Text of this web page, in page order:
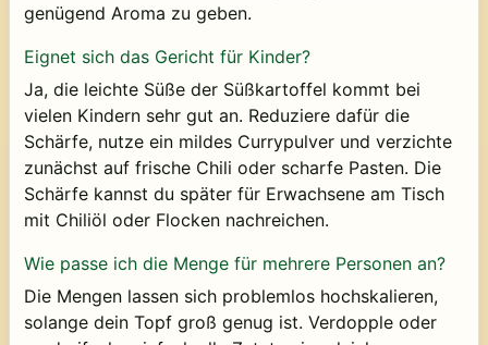
genügend Aroma zu geben.
Eignet sich das Gericht für Kinder?
Ja, die leichte Süße der Süßkartoffel kommt bei
vielen Kindern sehr gut an. Reduziere dafür die
Schärfe, nutze ein mildes Currypulver und verzichte
zunächst auf frische Chili oder scharfe Pasten. Die
Schärfe kannst du später für Erwachsene am Tisch
mit Chiliöl oder Flocken nachreichen.
Wie passe ich die Menge für mehrere Personen an?
Die Mengen lassen sich problemlos hochskalieren,
solange dein Topf groß genug ist. Verdopple oder